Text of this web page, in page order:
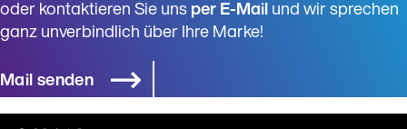
oder kontaktieren Sie uns ­per E-Mail und wir sprechen
ganz unverbindlich über Ihre Marke!
Mail senden